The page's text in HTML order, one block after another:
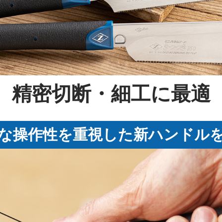
精密切断・細工に最適
操作性を重視した新ハンドル